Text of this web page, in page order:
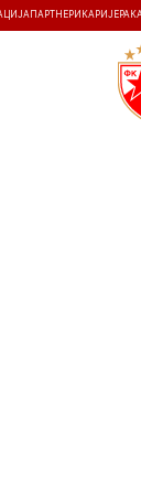
ПАРТНЕРИ КАРИЈЕРА